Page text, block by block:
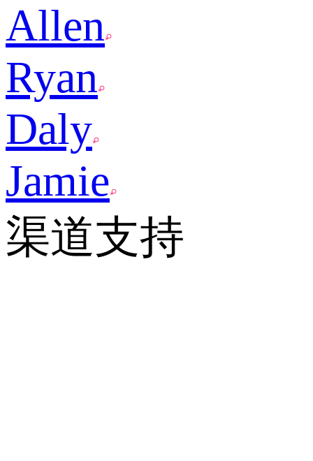
Allen
Ryan
Daly
Jamie
渠道支持